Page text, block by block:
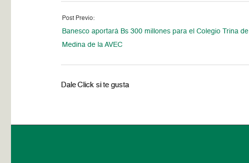
Post Previo:
Banesco aportará Bs 300 millones para el Colegio Trina de
Medina de la AVEC
Dale Click si te gusta